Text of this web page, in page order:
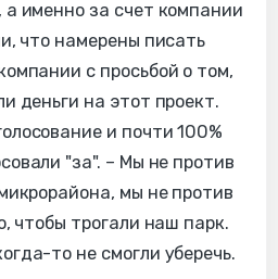
а именно за счет компании
что намерены писать
с просьбой о том,
деньги на этот проект.
и почти 100%
"за". – Мы не против
мы не против
чтобы трогали наш парк.
то не смогли уберечь.